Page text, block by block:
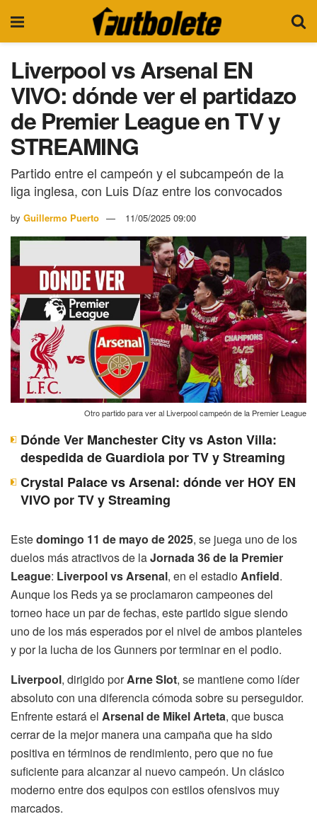
Liverpool vs Arsenal EN
VIVO: dónde ver el partidazo
de Premier League en TV y
STREAMING
Partido entre el campeón y el subcampeón de la
liga inglesa, con Luis Díaz entre los convocados
by Guillermo Puerto 11/05/2025 09:00
Otro partido para ver al Liverpool campeón de la Premier League
Dónde Ver Manchester City vs Aston Villa:
despedida de Guardiola por TV y Streaming
Crystal Palace vs Arsenal: dónde ver HOY EN
VIVO por TV y Streaming
Estedomingo 11 de mayo de 2025, se juega uno de los
duelos más atractivos de laJornada 36 de la Premier
League: Liverpool vs Arsenal, en el estadioAnfield.
Aunque los Reds ya se proclamaron campeones del
torneo hace un par de fechas, este partido sigue siendo
uno de los más esperados por el nivel de ambos planteles
y por la lucha de los Gunners por terminar en el podio.
Liverpool, dirigido porArne Slot, se mantiene como líder
absoluto con una diferencia cómoda sobre su perseguidor.
Enfrente estará el Arsenal de Mikel Arteta, que busca
cerrar de la mejor manera una campaña que ha sido
positiva en términos de rendimiento, pero que no fue
suficiente para alcanzar al nuevo campeón. Un clásico
moderno entre dos equipos con estilos ofensivos muy
marcados.